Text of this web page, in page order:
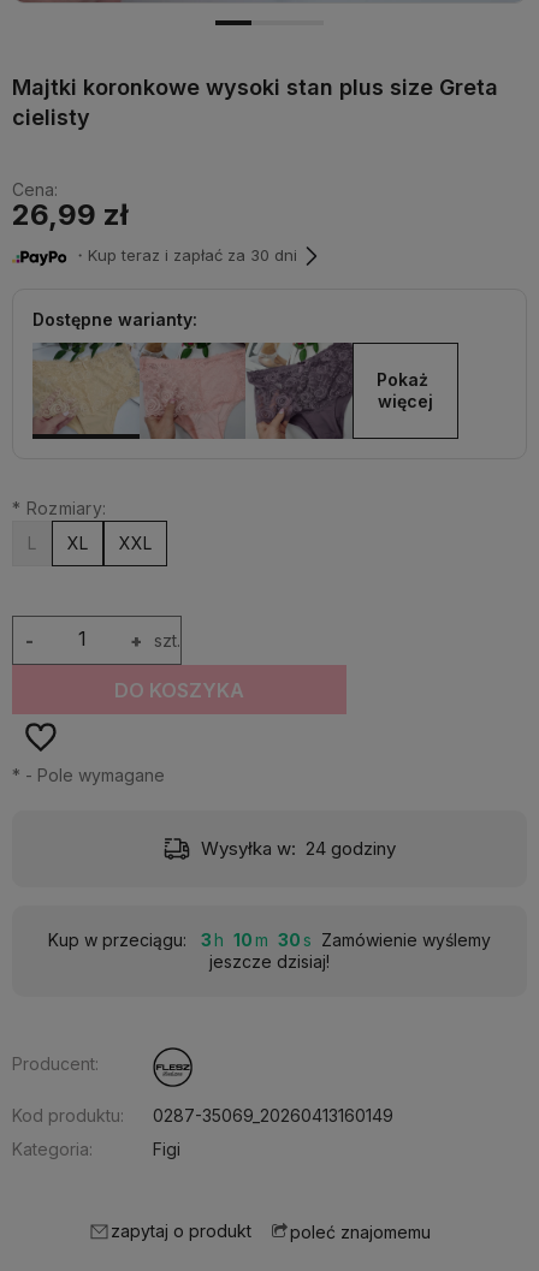
Majtki koronkowe wysoki stan plus size Greta
cielisty
Cena:
26,99 zł
・Kup teraz i zapłać za 30 dni
Dostępne warianty:
Pokaż
więcej
* Rozmiary:
L
XL XXL
+
- szt.
DO KOSZYKA
* - Pole wymagane
Wysyłka w: 24 godziny
Kup w przeciągu: 3 10 30
Zamówienie wyślemy
jeszcze dzisiaj!
Producent:
Kod produktu:
0287-35069_20260413160149
Kategoria:
Figi
zapytaj o produkt poleć znajomemu